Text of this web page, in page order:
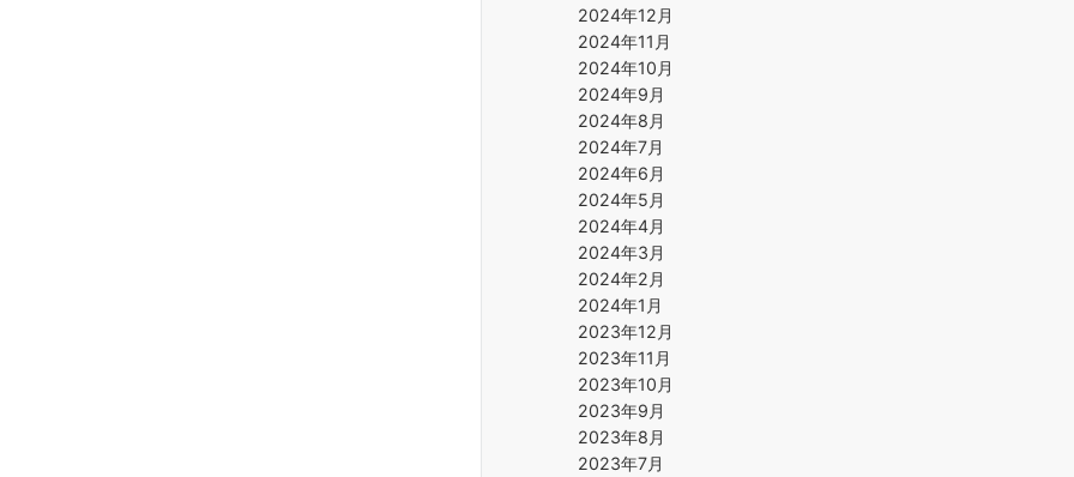
2024年12月
2024年11月
2024年10月
2024年9月
2024年8月
2024年7月
2024年6月
2024年5月
2024年4月
2024年3月
2024年2月
2024年1月
2023年12月
2023年11月
2023年10月
2023年9月
2023年8月
2023年7月